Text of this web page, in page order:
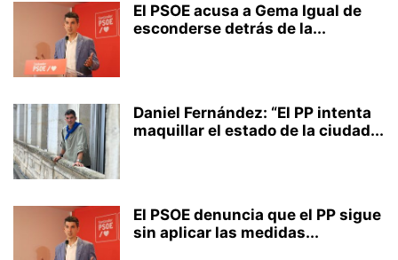
El PSOE acusa a Gema Igual de
esconderse detrás de la...
Daniel Fernández: “El PP intenta
maquillar el estado de la ciudad...
El PSOE denuncia que el PP sigue
sin aplicar las medidas...